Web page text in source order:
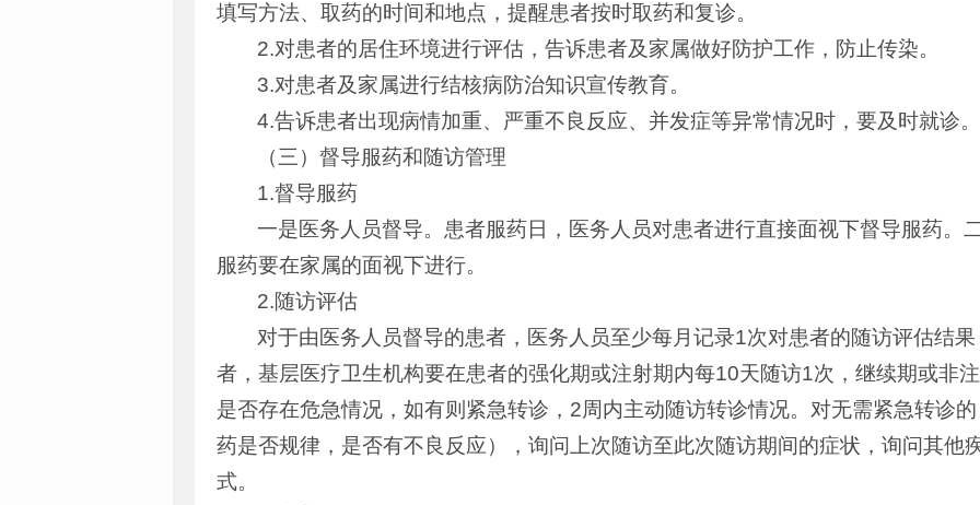
填写方法、取药的时间和地点，提醒患者按时取药和复诊。
2.对患者的居住环境进行评估，告诉患者及家属做好防护工作，防止传染。
3.对患者及家属进行结核病防治知识宣传教育。
4.告诉患者出现病情加重、严重不良反应、并发症等异常情况时，要及时就诊
（三）督导服药和随访管理
1.督导服药
一是医务人员督导。患者服药日，医务人员对患者进行直接面视下督导服药。
服药要在家属的面视下进行。
2.随访评估
对于由医务人员督导的患者，医务人员至少每月记录1次对患者的随访评估结
者，基层医疗卫生机构要在患者的强化期或注射期内每10天随访1次，继续期或非
是否存在危急情况，如有则紧急转诊，2周内主动随访转诊情况。对无需紧急转诊
药是否规律，是否有不良反应），询问上次随访至此次随访期间的症状，询问其他
式。